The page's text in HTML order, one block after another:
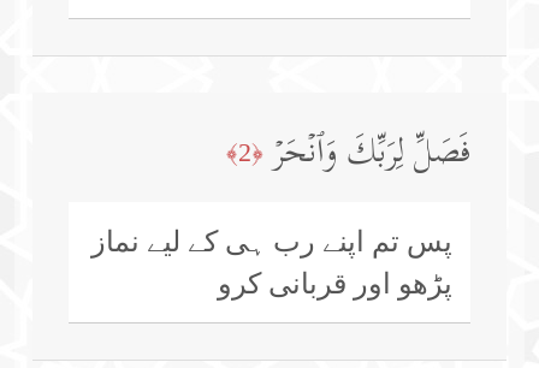
فَصَلِّ لِرَبِّكَ وَٱنۡحَرۡ ﴿2﴾
پس تم اپنے رب ہی کے لیے نماز
پڑھو اور قربانی کرو